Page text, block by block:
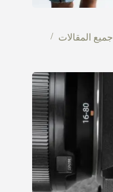
جميع المقالات